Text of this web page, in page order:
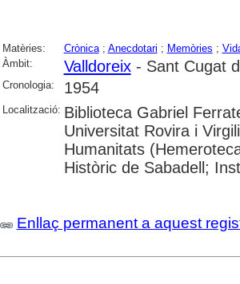
Matèries: Crònica; Anecdotari ; Memòries ;
Àmbit:
Valldoreix- Sant Cugat
Cronologia: 1954
Localització: Biblioteca Gabriel
Universitat Rovira i
Humanitats
Històric de Sabadell;
Enllaç permanent a aquest